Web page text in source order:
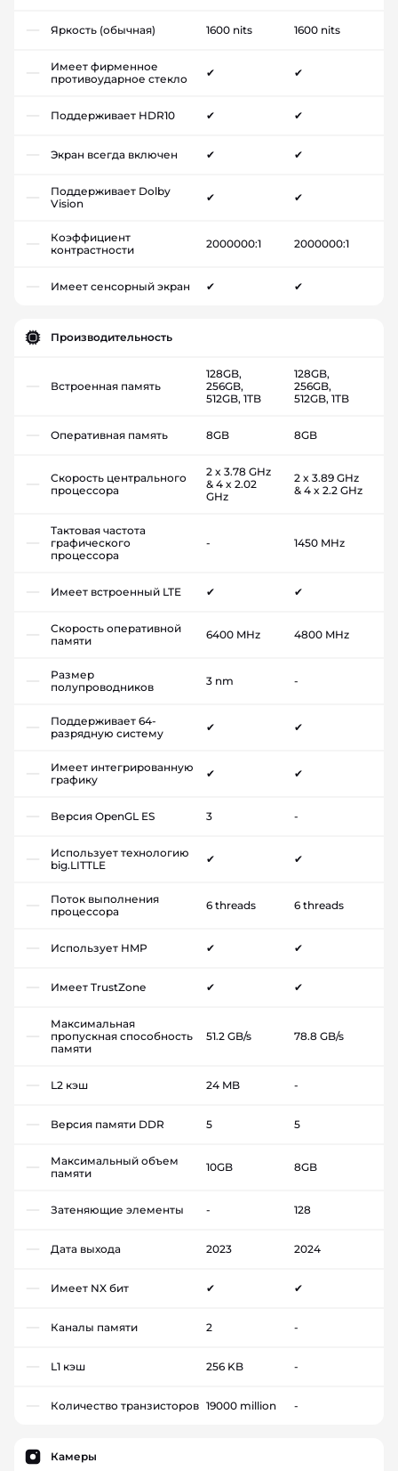
Яркость (обычная) 1600 nits 1600 nits
Имеет фирменное
противоударное стекло
✔ ✔
Поддерживает HDR10 ✔ ✔
Экран всегда включен ✔ ✔
Поддерживает Dolby
Vision
✔ ✔
Коэффициент
контрастности
2000000:1 2000000:1
Имеет сенсорный экран ✔ ✔
Производительность
Встроенная память
128GB,
256GB,
512GB, 1TB
128GB,
256GB,
512GB, 1TB
Оперативная память 8GB 8GB
Скорость центрального
процессора
2 x 3.78 GHz
& 4 x 2.02
GHz
2 x 3.89 GHz
& 4 x 2.2 GHz
Тактовая частота
графического
процессора
- 1450 MHz
Имеет встроенный LTE ✔ ✔
Скорость оперативной
памяти
6400 MHz 4800 MHz
Размер
полупроводников
3 nm -
Поддерживает 64-
разрядную систему
✔ ✔
Имеет интегрированную
графику
✔ ✔
Версия OpenGL ES 3 -
Использует технологию
big.LITTLE
✔ ✔
Поток выполнения
процессора
6 threads 6 threads
Использует HMP ✔ ✔
Имеет TrustZone ✔ ✔
Максимальная
пропускная способность
памяти
51.2 GB/s 78.8 GB/s
L2 кэш 24 MB -
Версия памяти DDR 5 5
Максимальный объем
памяти
10GB 8GB
Затеняющие элементы - 128
Дата выхода 2023 2024
Имеет NX бит ✔ ✔
Каналы памяти 2 -
L1 кэш 256 KB -
Количество транзисторов 19000 million -
Камеры